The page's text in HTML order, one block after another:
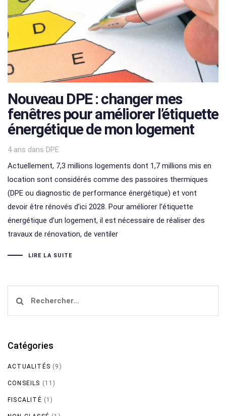
Nouveau DPE : changer mes
fenêtres pour améliorer l’étiquette
énergétique de mon logement
4 ans dans
Tags
DPE
Actuellement, 7,3 millions logements dont 1,7 millions mis en
location sont considérés comme des passoires thermiques
(DPE ou diagnostic de performance énergétique) et vont
devoir être rénovés d’ici 2028. Pour améliorer l’étiquette
énergétique d’un logement, il est nécessaire de réaliser des
travaux de rénovation, de ventiler
LIRE LA SUITE
Catégories
ACTUALITÉS (9)
CONSEILS (11)
FISCALITÉ (1)